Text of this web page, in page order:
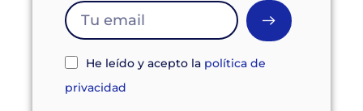
He leído y acepto la política de
privacidad